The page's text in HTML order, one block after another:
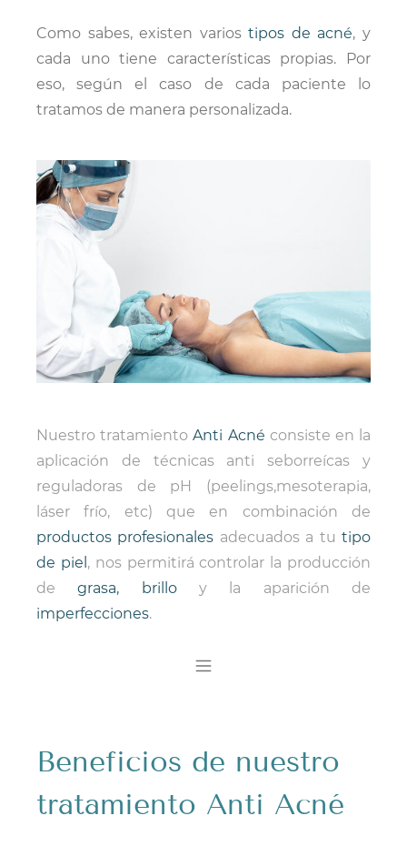
Como sabes, existen variostipos de acné, y
cada uno tiene características propias. Por
eso, según el caso de cada paciente lo
tratamos de manera personalizada.
Nuestro tratamientoAnti Acné consiste en la
aplicación de técnicas anti seborreícas y
reguladoras de pH (peelings,mesoterapia,
láser frío, etc) que en combinación de
productos profesionales adecuados a tutipo
de piel , nos permitirá controlar la producción
degrasa, brilloy la aparición de
imperfecciones.
Beneficios de nuestro
tratamiento Anti Acné